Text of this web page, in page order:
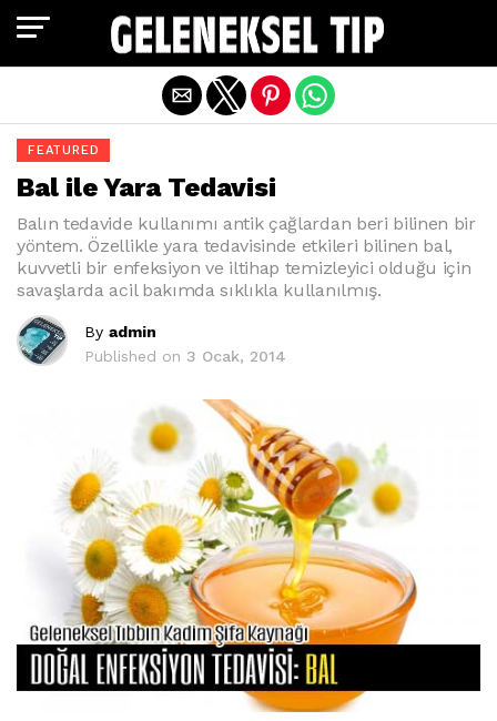
FEATURED
Bal ile Yara Tedavisi
Balın tedavide kullanımı antik çağlardan beri bilinen bir
yöntem. Özellikle yara tedavisinde etkileri bilinen bal,
kuvvetli bir enfeksiyon ve iltihap temizleyici olduğu için
savaşlarda acil bakımda sıklıkla kullanılmış.
By admin
Published on 3 Ocak, 2014
Exit mobile version